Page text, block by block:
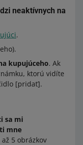
neaktívnych na
.
kupujúceho. Ak
ktorú vidíte
[pridať].
sa mi
mne
5 obrázkov